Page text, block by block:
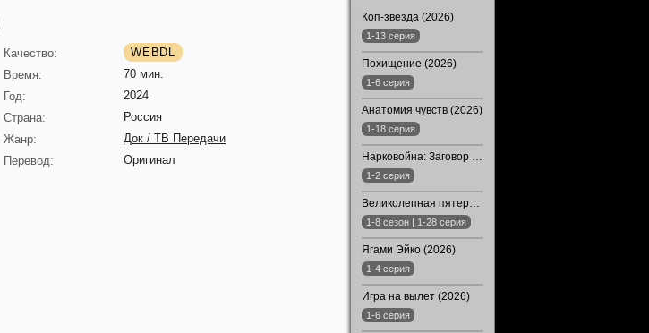
Качество:
WEBDL
Время:
70 мин.
Год:
2024
Страна:
Россия
Жанр:
Док / ТВ Передачи
Перевод:
Оригинал
Коп-звезда (2026)
1-13 серия
Похищение (2026)
1-6 серия
Анатомия чувств (2026)
1-18 серия
Нарковойна: Заговор молчания (2026)
1-2 серия
Великолепная пятерка (1-8 Сезон)
1-8 сезон | 1-28 серия
Ягами Эйко (2026)
1-4 серия
Игра на вылет (2026)
1-6 серия